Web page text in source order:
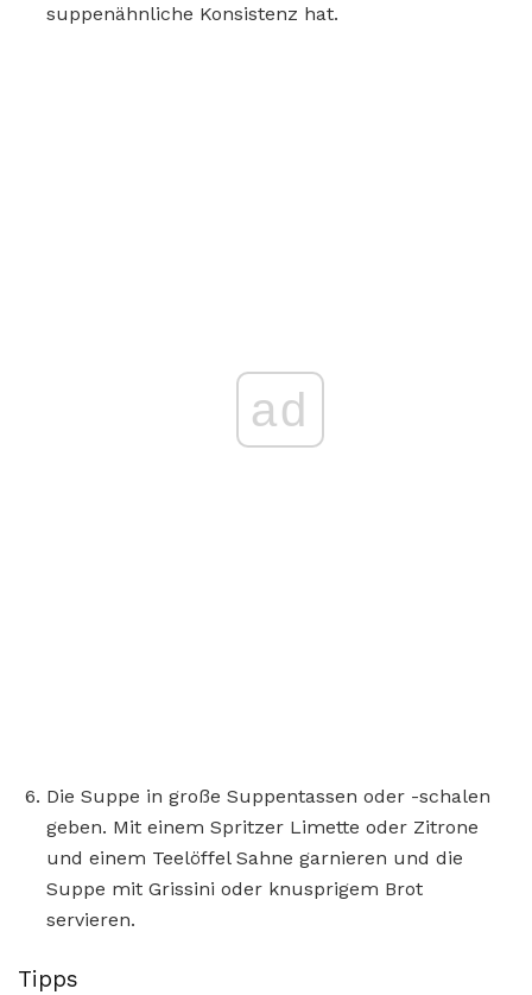
suppenähnliche Konsistenz hat.
ad
Die Suppe in große Suppentassen oder -schalen
geben. Mit einem Spritzer Limette oder Zitrone
und einem Teelöffel Sahne garnieren und die
Suppe mit Grissini oder knusprigem Brot
servieren.
Tipps